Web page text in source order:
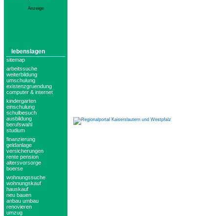
Anzeige
lebenslagen
sitemap
arbeitssuche
weiterbildung
umschulung
existenzgruendung
computer & internet
kindergarten
einschulung
schulbesuch
ausbildung
berufswahl
studium
finanzierung
geldanlage
versicherungen
rente pension
altersvorsorge
boerse
wohnungssuche
wohnungskauf
hauskauf
neu bauen
anbau umbau
renovieren
umzug